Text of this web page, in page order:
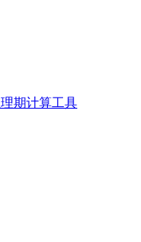
期计算工具